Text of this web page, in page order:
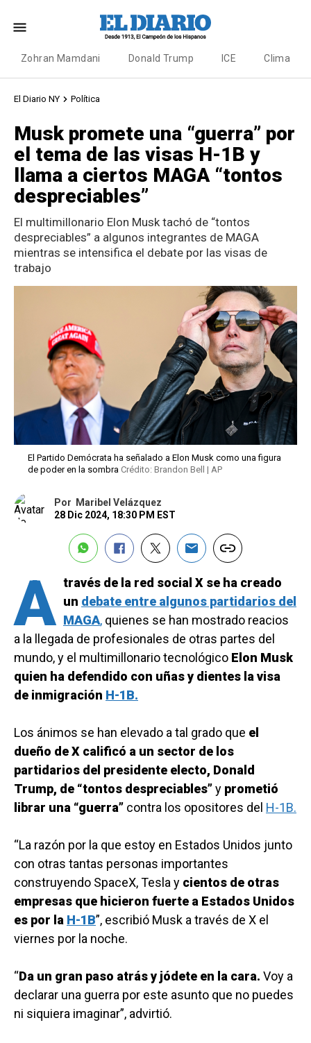
Zohran Mamdani Donald Trump ICE Clima
El Diario NY Política
Musk promete una “guerra” por
el tema de las visas H-1B y
llama a ciertos MAGA “tontos
despreciables”
El multimillonario Elon Musk tachó de “tontos
despreciables” a algunos integrantes de MAGA
mientras se intensifica el debate por las visas de
trabajo
El Partido Demócrata ha señalado a Elon Musk como una figura
de poder en la sombra Crédito: Brandon Bell | AP
Por
Maribel Velázquez
28 Dic 2024, 18:30 PM EST
A través de la red social X se ha creado
un debate entre algunos partidarios del
MAGA, quienes se han mostrado reacios
a la llegada de profesionales de otras partes del
mundo, y el multimillonario tecnológico Elon Musk
quien ha defendido con uñas y dientes la visa
de inmigración H-1B.
Los ánimos se han elevado a tal grado que el
dueño de X calificó a un sector de los
partidarios del presidente electo, Donald
Trump, de “tontos despreciables”y prometió
librar una “guerra” contra los opositores del H-1B.
“La razón por la que estoy en Estados Unidos junto
con otras tantas personas importantes
construyendo SpaceX, Tesla y cientos de otras
empresas que hicieron fuerte a Estados Unidos
es por la H-1B”, escribió Musk a través de X el
viernes por la noche.
“Da un gran paso atrás y jódete en la cara. Voy a
declarar una guerra por este asunto que no puedes
ni siquiera imaginar”, advirtió.